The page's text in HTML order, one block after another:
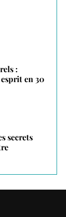
:
en 30
secrets